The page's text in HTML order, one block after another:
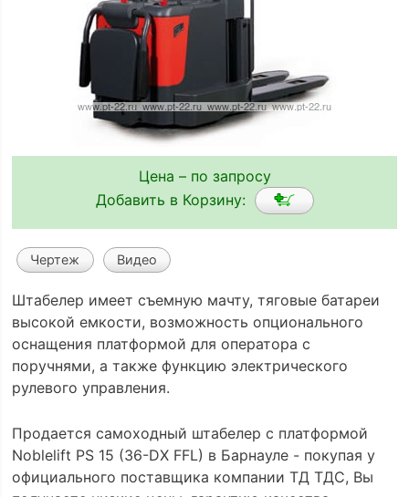
Цена – по запросу
Добавить в Корзину:
Чертеж Видео
Штабелер имеет съемную мачту, тяговые батареи
высокой емкости, возможность опционального
оснащения платформой для оператора с
поручнями, а также функцию электрического
рулевого управления.
Продается самоходный штабелер с платформой
Noblelift PS 15 (36-DX FFL) в Барнауле - покупая у
официального поставщика компании ТД ТДС, Вы